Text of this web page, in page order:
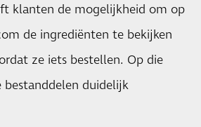
klanten de mogelijkheid om op
de ingrediënten te bekijken
ze iets bestellen. Op die
bestanddelen duidelijk